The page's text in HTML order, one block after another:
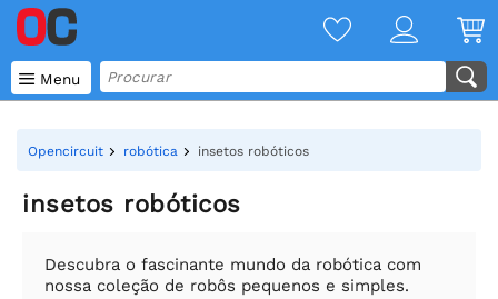
 Menu
Opencircuit robótica insetos robóticos
insetos robóticos
Descubra o fascinante mundo da robótica com
nossa coleção de robôs pequenos e simples.